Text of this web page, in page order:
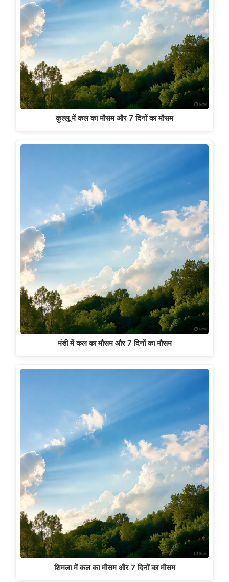
कुल्लू में कल का मौसम और 7 दिनों का मौसम
मंडी में कल का मौसम और 7 दिनों का मौसम
शिमला में कल का मौसम और 7 दिनों का मौसम